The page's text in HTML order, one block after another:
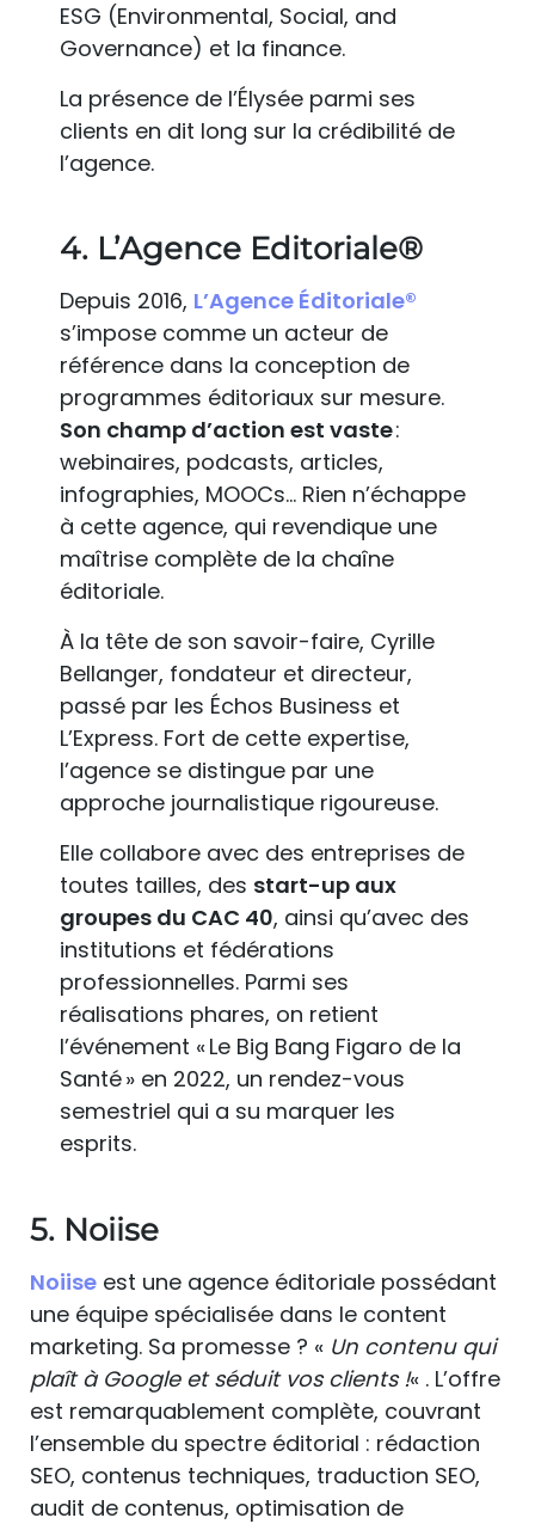
ESG (Environmental, Social, and
Governance) et la finance.
La présence de l’Élysée parmi ses
clients en dit long sur la crédibilité de
l’agence.
4. L’Agence Editoriale®
Depuis 2016, L’Agence Éditoriale®
s’impose comme un acteur de
référence dans la conception de
programmes éditoriaux sur mesure.
Son champ d’action est vaste:
webinaires, podcasts, articles,
infographies, MOOCs… Rien n’échappe
à cette agence, qui revendique une
maîtrise complète de la chaîne
éditoriale.
À la tête de son savoir-faire, Cyrille
Bellanger, fondateur et directeur,
passé par les Échos Business et
L’Express. Fort de cette expertise,
l’agence se distingue par une
approche journalistique rigoureuse.
Elle collabore avec des entreprises de
toutes tailles, des start-up aux
groupes du CAC 40, ainsi qu’avec des
institutions et fédérations
professionnelles. Parmi ses
réalisations phares, on retient
l’événement « Le Big Bang Figaro de la
Santé » en 2022, un rendez-vous
semestriel qui a su marquer les
esprits.
5. Noiise
Noiise est une agence éditoriale possédant
une équipe spécialisée dans le content
marketing. Sa promesse ? « Un contenu qui
plaît à Google et séduit vos clients !« . L’offre
est remarquablement complète, couvrant
l’ensemble du spectre éditorial : rédaction
SEO, contenus techniques, traduction SEO,
audit de contenus, optimisation de